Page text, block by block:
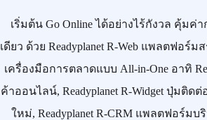
เริ่มต้น Go Onlineได้อย่างไร้กังวล คุ้มค่
เดียว ด้วย Readyplanet R-Web แพลตฟอร์มส
เครื่องมือการตลาดแบบ All-in-Oneอาทิ
ค้าออนไลน์, Readyplanet R-Widgetปุ่มติดต่อ
ใหม่, Readyplanet R-CRMแพลตฟอร์มบริ